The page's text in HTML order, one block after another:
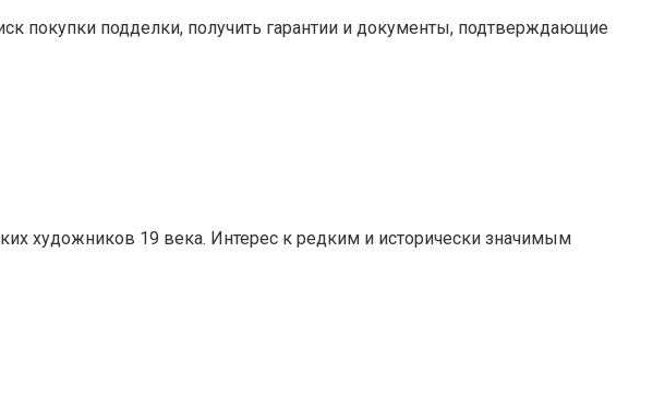
покупки подделки, получить гарантии и документы, подтверждающие
художников 19 века. Интерес к редким и исторически значимым